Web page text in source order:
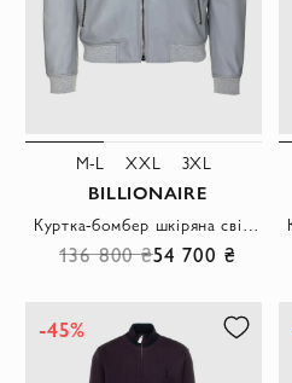
M-L XXL 3XL
BILLIONAIRE
136 800 ₴54 700 ₴
-45%